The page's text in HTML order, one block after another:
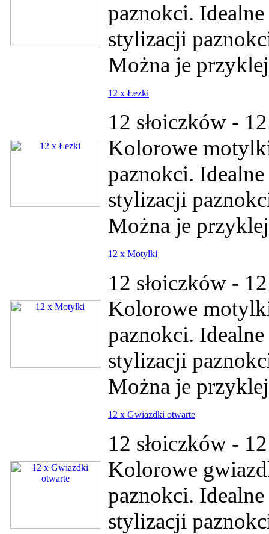
paznokci.
stylizacji
Można je
12 x Łezki
12 słoiczków -
Kolorowe
paznokci.
stylizacji
Można je
12 x Motylki
12 słoiczków -
Kolorowe
paznokci.
stylizacji
Można je
12 x Gwiazdki otwarte
12 słoiczków -
Kolorowe
paznokci.
stylizacji